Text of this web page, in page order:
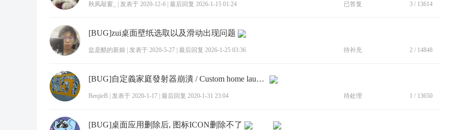
秋风敲窗_ 发表于 2020-12-6 最后回复 2026-1-15 01:24 已答复 3 / 13614
[BUG]zui桌面壁纸选取以及滑动出现问题
盐是醋的新娘 发表于 2020-5-27 最后回复 2026-1-25 03:36 待补充 2 / 14848
[BUG]自定義家庭發射器崩潰 / Custom home launchers crash
BenjieB 发表于 2020-1-17 最后回复 2020-1-31 23:04 待处理 1 / 13650
[BUG]桌面应用删除后, 图标ICON删除不了